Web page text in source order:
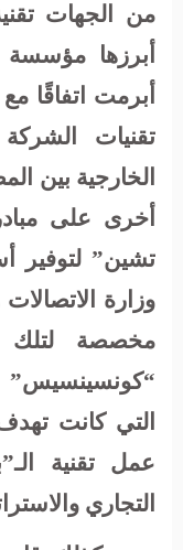
من الجهات
أبرزها مؤسسة
أبرمت اتفاقًا
تقنيات
الخارجية بين
أخرى على
تشين” لتوفير
وزارة
مخصصة لتلك
“كونسينسيس”
التي كانت
عمل تقنية
التجاري